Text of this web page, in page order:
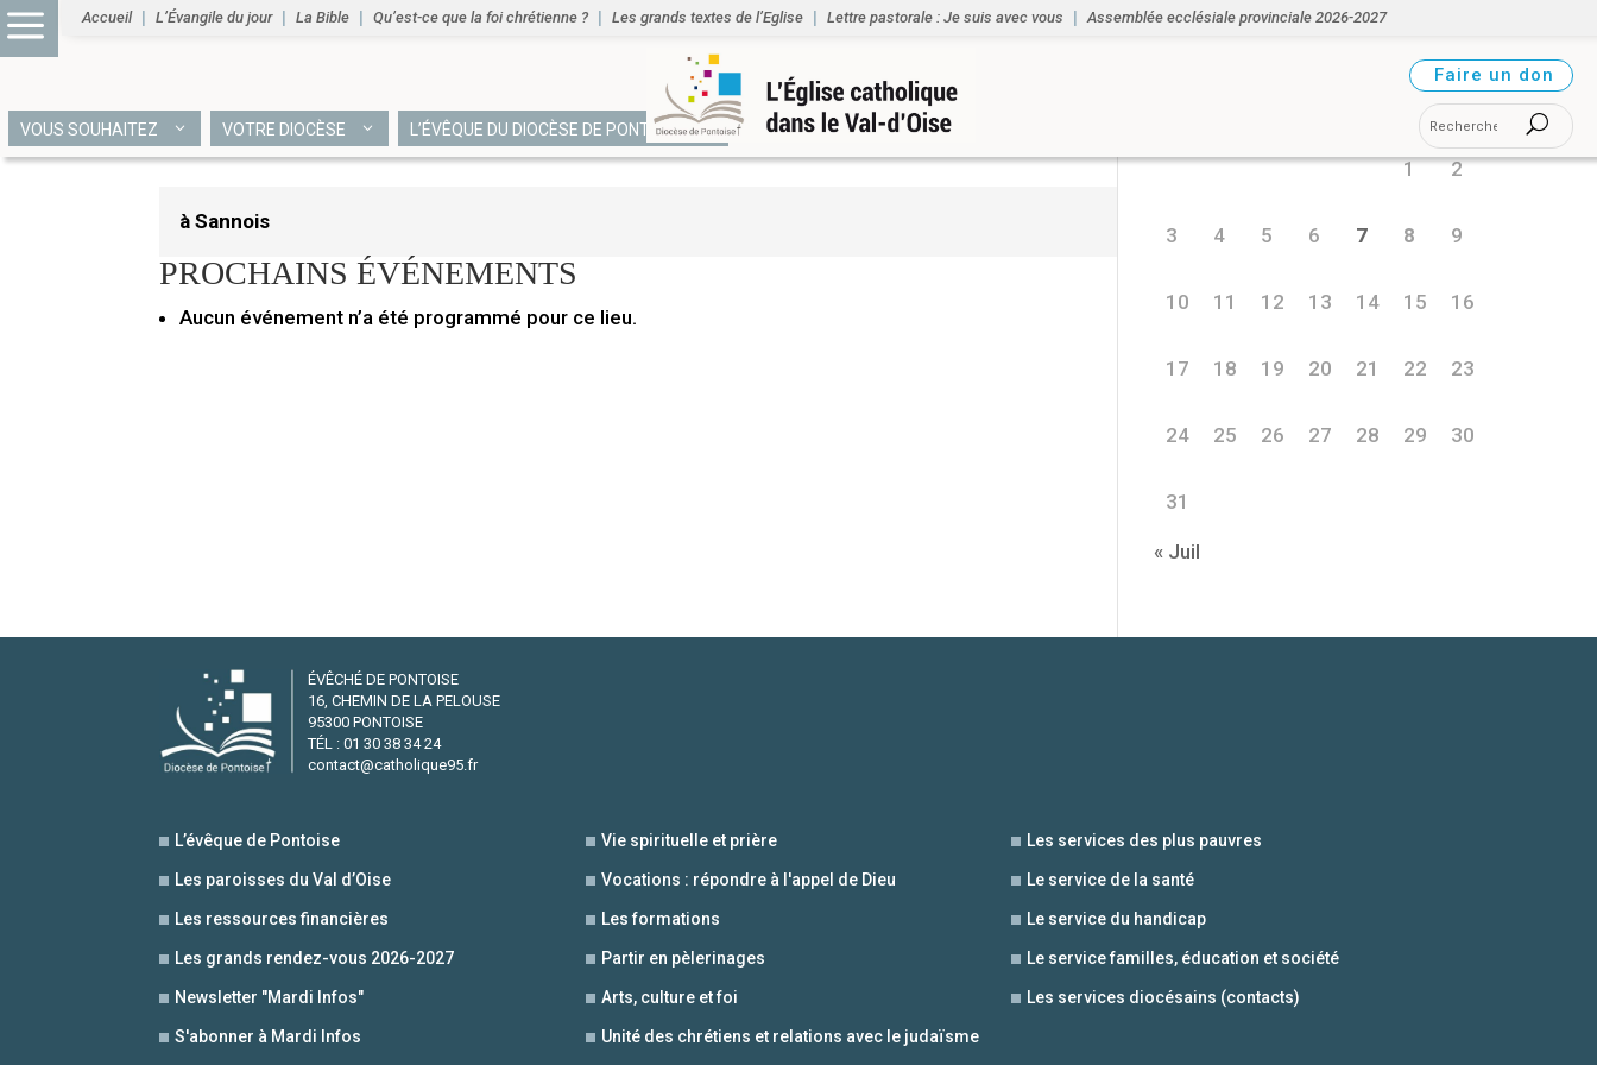
Accueil L’Évangile du jour La Bible Qu’est-ce que la foi chrétienne ? Les grands textes de l’Eglise Lettre pastorale : Je suis avec vous Assemblée ecclésiale provinciale 2026-2027
Faire un don
VOUS SOUHAITEZ VOTRE DIOCÈSE L’ÉVÊQUE DU DIOCÈSE DE PONTOISE
à Sannois
PROCHAINS ÉVÉNEMENTS
Aucun événement n’a été programmé pour ce lieu.
D
1 2
3 4 5 6 7 8 9
10 11 12 13 14 15 16
17 18 19 20 21 22 23
24 25 26 27 28 29 30
31
« Juil
ÉVÊCHÉ DE PONTOISE
16, CHEMIN DE LA PELOUSE
95300 PONTOISE
TÉL : 01 30 38 34 24
contact@catholique95.fr
L’évêque de Pontoise
Les paroisses du Val d’Oise
Les ressources financières
Les grands rendez-vous 2026-2027
Newsletter "Mardi Infos"
S'abonner à Mardi Infos
Vie spirituelle et prière
Vocations : répondre à l'appel de Dieu
Les formations
Partir en pèlerinages
Arts, culture et foi
Unité des chrétiens et relations avec le judaïsme
Les services des plus pauvres
Le service de la santé
Le service du handicap
Le service familles, éducation et société
Les services diocésains (contacts)